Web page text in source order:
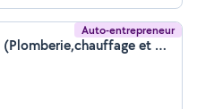
Auto-entrepreneur
Mohammed FARIS (Plomberie,chauffage et climatisation)